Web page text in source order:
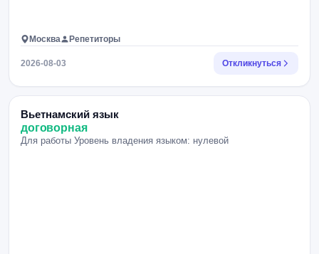
Москва Репетиторы
2026-08-03 Откликнуться
Вьетнамский язык
договорная
Для работы Уровень владения языком: нулевой